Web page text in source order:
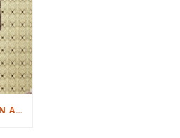
BABYMUTS BREIEN VAN EEN AAPJE